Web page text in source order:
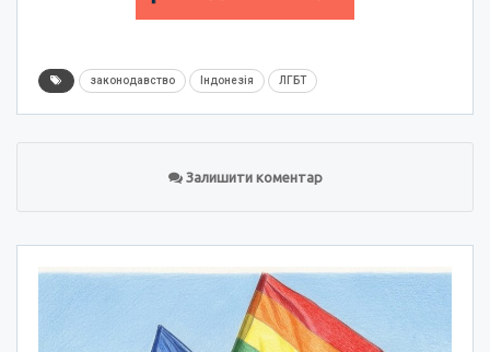
законодавство Індонезія ЛГБТ
Залишити коментар